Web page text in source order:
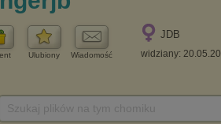
Ulubiony Wiadomość
JDB
widziany: